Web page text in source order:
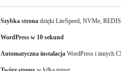
Szybka strona dzięki LiteSpeed, NVMe,
WordPress w 10 sekund
Automatyczna instalacja WordPress i innych